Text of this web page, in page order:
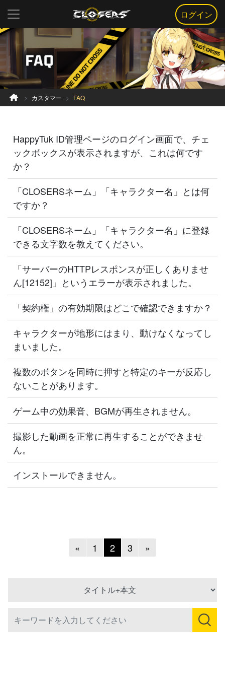
ログイン
カスタマー FAQ
HappyTuk ID管理ページのログイン画面で、チェ
ックボックスが表示されますが、これは何です
か？
「CLOSERSネーム」「キャラクター名」とは何
ですか？
「CLOSERSネーム」「キャラクター名」に登録
できる文字数を教えてください。
「サーバーのHTTPレスポンスが正しくありませ
ん[12152]」というエラーが表示されました。
「契約権」の有効期限はどこで確認できますか？
キャラクターが地形にはまり、動けなくなってし
まいました。
複数のボタンを同時に押すと特定のキーが反応し
ないことがあります。
ゲーム中の効果音、BGMが再生されません。
撮影した動画を正常に再生することができませ
ん。
インストールできません。
« Previous
1 2 3 »